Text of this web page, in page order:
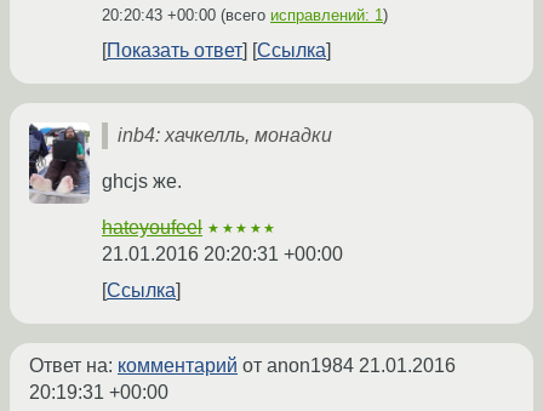
20:20:43 +00:00 (всего исправлений: 1)
Показать ответ Ссылка
inb4: хачкелль, монадки
ghcjs же.
hateyoufeel ★★★★★
21.01.2016 20:20:31 +00:00
Ссылка
Ответ на: комментарий от anon1984 21.01.2016
20:19:31 +00:00